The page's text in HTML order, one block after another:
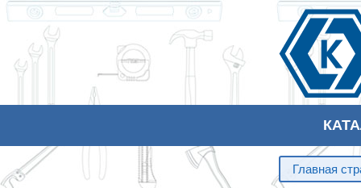
Главная